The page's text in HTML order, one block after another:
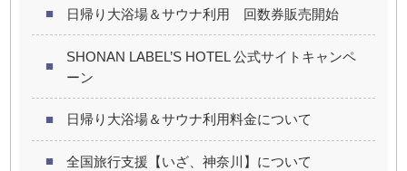
日帰り大浴場＆サウナ利用 回数券販売開始
SHONAN LABEL’S HOTEL 公式サイトキャンペ
ーン
日帰り大浴場＆サウナ利用料金について
全国旅行支援【いざ、神奈川】について